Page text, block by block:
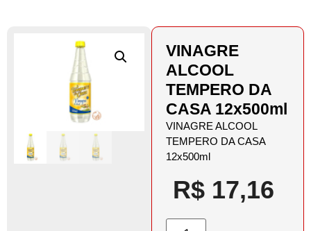
VINAGRE
ALCOOL
TEMPERO DA
CASA 12x500ml
VINAGRE ALCOOL
TEMPERO DA CASA
12x500ml
R$ 17,16